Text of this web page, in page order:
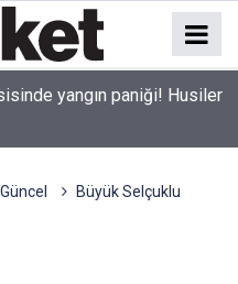
dehşeti! Meslektaşını
Güncel
Büyük Selçuklu